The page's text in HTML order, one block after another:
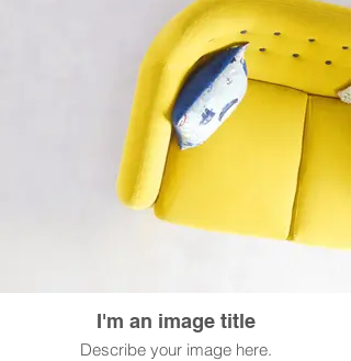
I'm an image title
Describe your image here.